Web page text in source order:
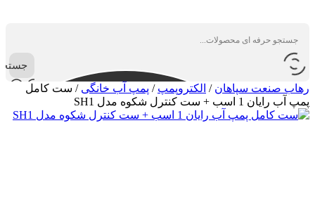
رهاب صنعت سپاهان / الکتروپمپ / پمپ آب خانگی / ست کامل
پمپ آب رایان 1 اسب + ست کنترل شکوه مدل SH1